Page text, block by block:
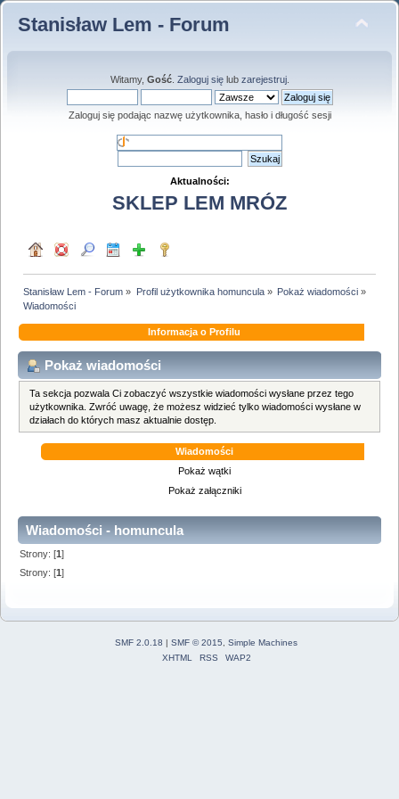
Stanisław Lem - Forum
Witamy, Gość. Zaloguj sięlub zarejestruj.
Zaloguj się podając nazwę użytkownika, hasło i długość sesji
Aktualności:
SKLEP LEM MRÓZ
Stanisław Lem - Forum » Profil użytkownika homuncula» Pokaż wiadomości»
Wiadomości
Informacja o Profilu
Pokaż wiadomości
Ta sekcja pozwala Ci zobaczyć wszystkie wiadomości wysłane przez tego
użytkownika. Zwróć uwagę, że możesz widzieć tylko wiadomości wysłane w
działach do których masz aktualnie dostęp.
Wiadomości
Pokaż wątki
Pokaż załączniki
Wiadomości - homuncula
Strony: [1]
Strony: [1]
SMF 2.0.18 | SMF © 2015
Simple Machines
XHTML
RSS WAP2